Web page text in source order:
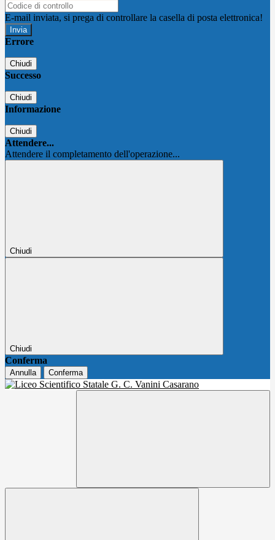
E-mail inviata, si prega di controllare la casella di posta elettronica!
Errore
Chiudi
Successo
Chiudi
Informazione
Chiudi
Attendere...
Attendere il completamento dell'operazione...
Chiudi
Chiudi
Conferma
Annulla Conferma